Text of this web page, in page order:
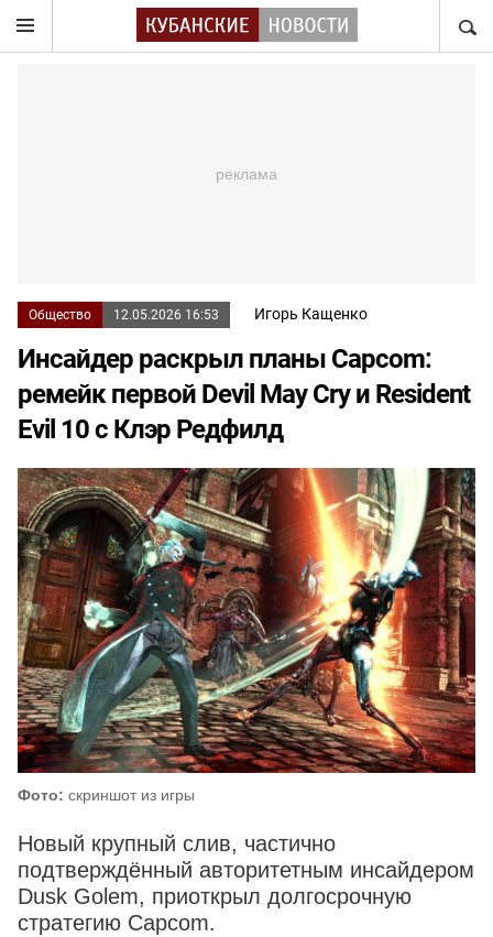
Общество 12.05.2026 16:53 Игорь Кащенко
Инсайдер раскрыл планы Capcom:
ремейк первой Devil May Cry и Resident
Evil 10 с Клэр Редфилд
Фото: скриншот из игры
Новый крупный слив, частично
подтверждённый авторитетным инсайдером
Dusk Golem, приоткрыл долгосрочную
стратегию Capcom.